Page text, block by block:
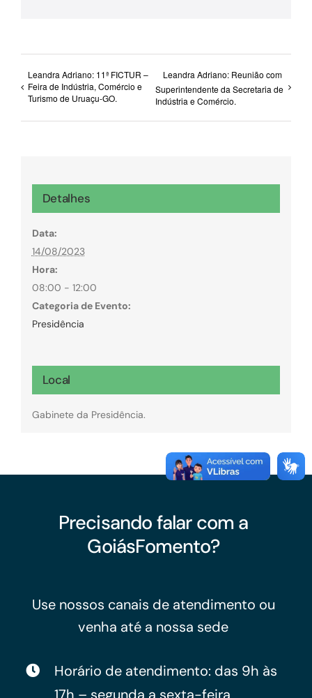
Leandra Adriano: 11ª FICTUR –
Feira de Indústria, Comércio e
Turismo de Uruaçu-GO.
Leandra Adriano: Reunião com
Superintendente da Secretaria de
Indústria e Comércio.
Detalhes
Data:
14/08/2023
Hora:
08:00 - 12:00
Categoria de Evento:
Presidência
Local
Gabinete da Presidência.
Precisando falar com a
GoiásFomento?
Use nossos canais de atendimento ou
venha até a nossa sede
Horário de atendimento: das 9h às